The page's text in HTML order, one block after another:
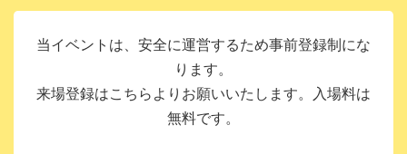
当イベントは、安全に運営するため事前登録制にな
ります。
来場登録はこちらよりお願いいたします。入場料は
無料です。